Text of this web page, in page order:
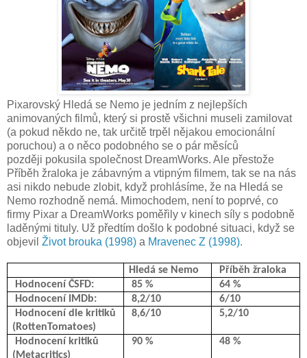
Pixarovský Hledá se Nemo je jedním z nejlepších
animovaných filmů, který si prostě všichni museli zamilovat
(a pokud někdo ne, tak určitě trpěl nějakou emocionální
poruchou) a o něco podobného se o pár měsíců
později pokusila společnost DreamWorks. Ale přestože
Příběh žraloka je zábavným a vtipným filmem, tak se na nás
asi nikdo nebude zlobit, když prohlásíme, že na Hledá se
Nemo rozhodně nemá. Mimochodem, není to poprvé, co
firmy Pixar a DreamWorks poměřily v kinech síly s podobně
laděnými tituly. Už předtím došlo k podobné situaci, když se
objevil Život brouka (1998) a Mravenec Z (1998).
Hledá se Nemo
Příběh žraloka
Hodnocení ČSFD:
85 %
64 %
Hodnocení IMDb:
8,2/10
6/10
Hodnocení dle kritiků
(RottenTomatoes)
8,6/10 5,2/10
Hodnocení kritiků
(Metacritics)
90 % 48 %